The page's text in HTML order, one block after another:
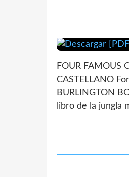
FOUR FAMOUS
CASTELLANO
BURLINGTON
libro de la jungla